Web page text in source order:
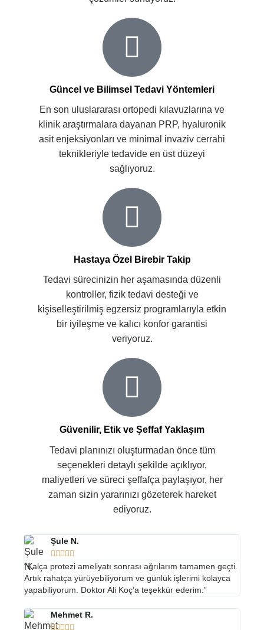
Güncel ve Bilimsel Tedavi Yöntemleri
En son uluslararası ortopedi kılavuzlarına ve
klinik araştırmalara dayanan PRP, hyaluronik
asit enjeksiyonları ve minimal invaziv cerrahi
teknikleriyle tedavide en üst düzeyi
sağlıyoruz.
Hastaya Özel Birebir Takip
Tedavi sürecinizin her aşamasında düzenli
kontroller, fizik tedavi desteği ve
kişiselleştirilmiş egzersiz programlarıyla etkin
bir iyileşme ve kalıcı konfor garantisi
veriyoruz.
Güvenilir, Etik ve Şeffaf Yaklaşım
Tedavi planınızı oluşturmadan önce tüm
seçenekleri detaylı şekilde açıklıyor,
maliyetleri ve süreci şeffafça paylaşıyor, her
zaman sizin yararınızı gözeterek hareket
ediyoruz.
Şule N.

“Kalça protezi ameliyatı sonrası ağrılarım tamamen geçti.
Artık rahatça yürüyebiliyorum ve günlük işlerimi kolayca
yapabiliyorum. Doktor Ali Koç’a teşekkür ederim.”
Mehmet R.
